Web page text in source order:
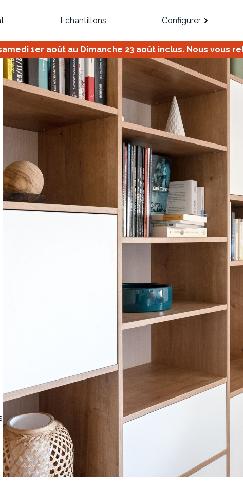
Echantillons Configurer
du catalogue
créer le meuble qui vous ressemble.
tv Dressing Portes
Coulissantes
OU
Retrouvez vos projets
un meuble 100% unique.
1er août au Dimanche 23 août inclus. Nous vous